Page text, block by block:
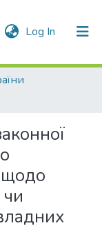
Log In (current)
щодо